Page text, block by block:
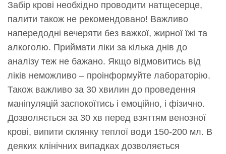
Забір крові необхідно проводити натщесерце,
палити також не рекомендовано! Важливо
напередодні вечеряти без важкої, жирної їжі та
алкоголю. Приймати ліки за кілька днів до
аналізу теж не бажано. Якщо відмовитись від
ліків неможливо – проінформуйте лабораторію.
Також важливо за 30 хвилин до проведення
маніпуляцій заспокоїтись і емоційно, і фізично.
Дозволяється за 30 хв перед взяттям венозної
крові, випити склянку теплої води 150-200 мл. В
деяких клінічних випадках дозволяється